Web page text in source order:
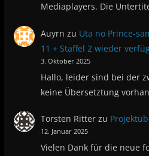
Mediaplayers. Die
Auyrn zu Uta no Prince-
11 + Staffel 2 wieder
3. Oktober 2025
Hallo, leider sind bei der
keine Übersetztung
Torsten Ritter zu
12. Januar 2025
Vielen Dank für die neue